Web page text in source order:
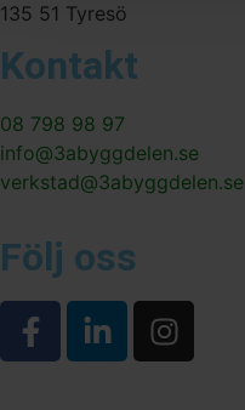
135 51 Tyresö
Kontakt
08 798 98 97
info@3abyggdelen.se
verkstad@3abyggdelen.se
Följ oss